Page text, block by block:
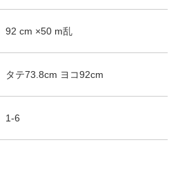
土・ふりまき
土・ふりまき
土・ふりまき
92 cm ×50 m乱
タテ73.8cm ヨコ92cm
1-6